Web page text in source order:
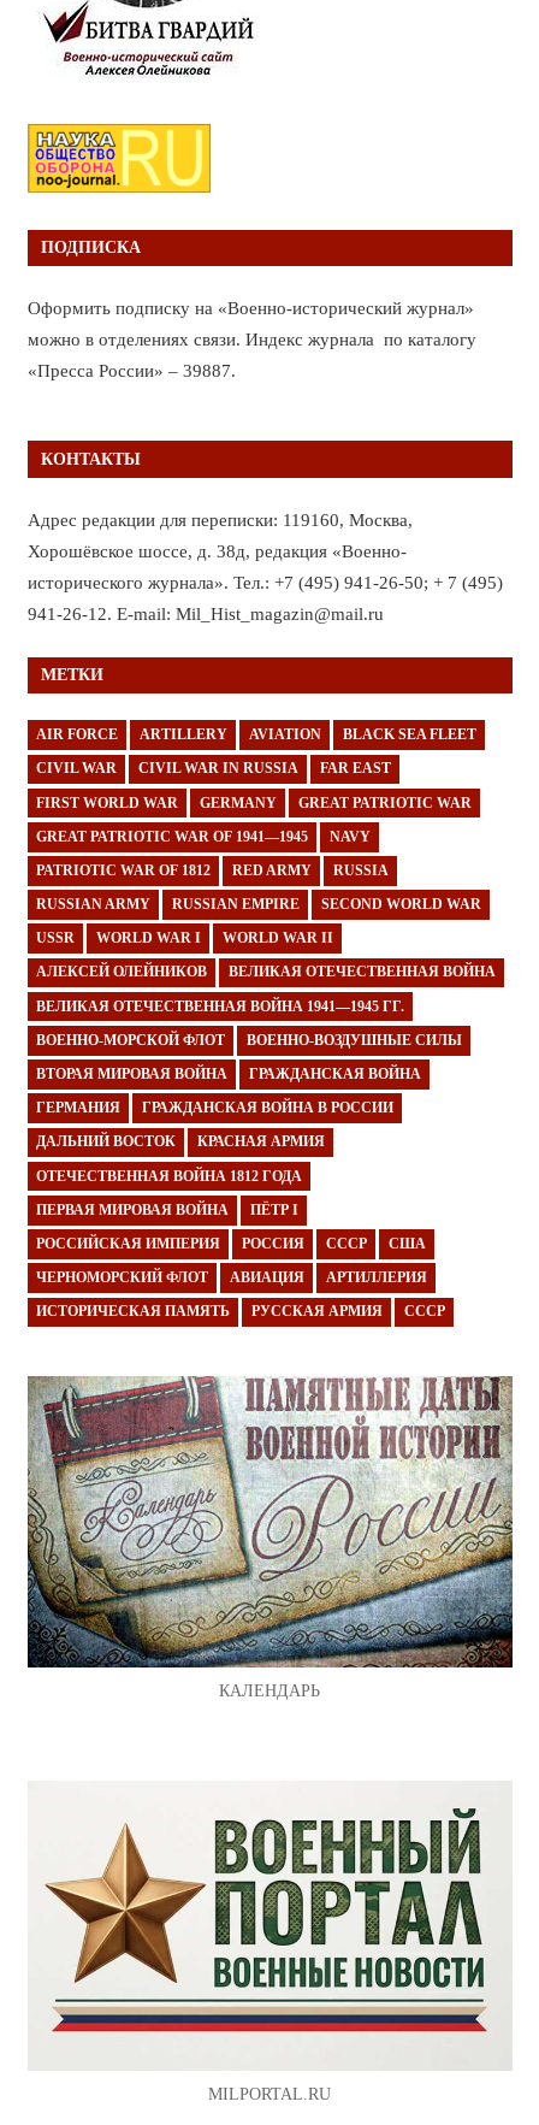
ПОДПИСКА
Оформить подписку на «Военно-исторический журнал»
можно в отделениях связи. Индекс журнала по каталогу
«Пресса России» – 39887.
КОНТАКТЫ
Адрес редакции для переписки: 119160, Москва,
Хорошёвское шоссе, д. 38д, редакция «Военно-
исторического журнала». Тел.: +7 (495) 941-26-50; + 7 (495)
941-26-12. E-mail: Mil_Hist_magazin@mail.ru
МЕТКИ
AIR FORCE ARTILLERY AVIATION BLACK SEA FLEET
CIVIL WAR CIVIL WAR IN RUSSIA FAR EAST
FIRST WORLD WAR GERMANY GREAT PATRIOTIC WAR
GREAT PATRIOTIC WAR OF 1941—1945 NAVY
PATRIOTIC WAR OF 1812 RED ARMY RUSSIA
RUSSIAN ARMY RUSSIAN EMPIRE SECOND WORLD WAR
USSR WORLD WAR I WORLD WAR II
АЛЕКСЕЙ ОЛЕЙНИКОВ ВЕЛИКАЯ ОТЕЧЕСТВЕННАЯ ВОЙНА
ВЕЛИКАЯ ОТЕЧЕСТВЕННАЯ ВОЙНА 1941—1945 ГГ.
ВОЕННО-МОРСКОЙ ФЛОТ ВОЕННО-ВОЗДУШНЫЕ СИЛЫ
ВТОРАЯ МИРОВАЯ ВОЙНА ГРАЖДАНСКАЯ ВОЙНА
ГЕРМАНИЯ ГРАЖДАНСКАЯ ВОЙНА В РОССИИ
ДАЛЬНИЙ ВОСТОК КРАСНАЯ АРМИЯ
ОТЕЧЕСТВЕННАЯ ВОЙНА 1812 ГОДА
ПЕРВАЯ МИРОВАЯ ВОЙНА ПЁТР I
РОССИЙСКАЯ ИМПЕРИЯ РОССИЯ СССР США
ЧЕРНОМОРСКИЙ ФЛОТ АВИАЦИЯ АРТИЛЛЕРИЯ
ИСТОРИЧЕСКАЯ ПАМЯТЬ РУССКАЯ АРМИЯ СССР
КАЛЕНДАРЬ
MILPORTAL.RU